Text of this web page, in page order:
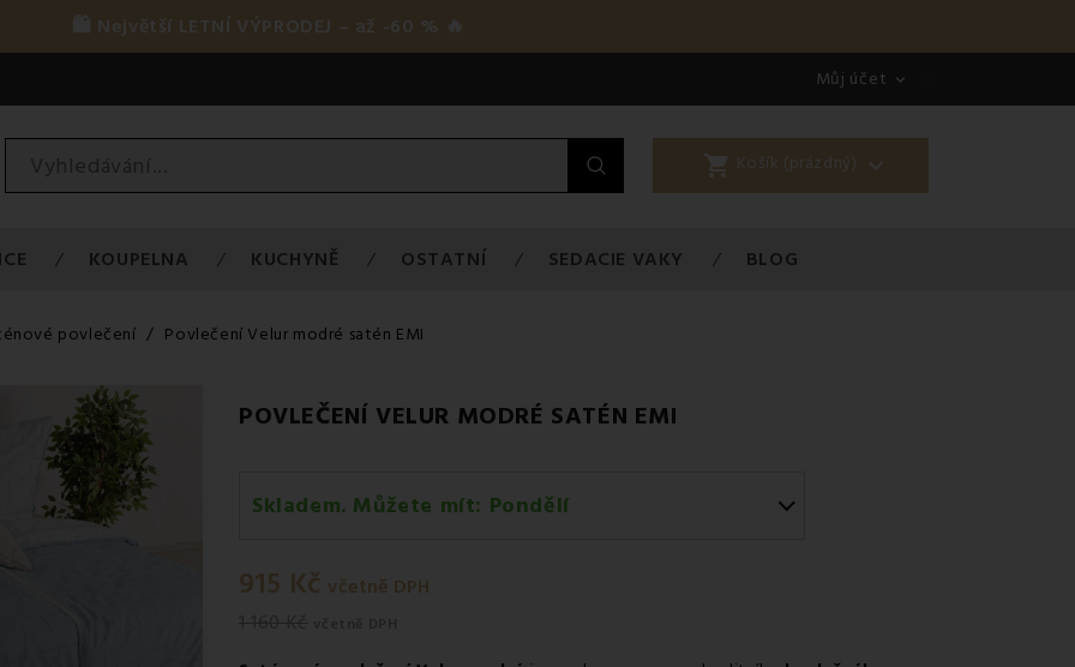
🛍️ Největší LETNÍ VÝPRODEJ – až -60 % 🔥
Můj účet 
shopping_cart Košík (prázdný) 
KOUPELNA KUCHYNĚ OSTATNÍ SEDACIE VAKY BLOG
povlečení Povlečení Velur modré satén EMI
POVLEČENÍ VELUR MODRÉ SATÉN EMI
Skladem. Můžete mít: Pondělí
Úterý 11.08-Kurýr GLS
915 Kč včetně DPH